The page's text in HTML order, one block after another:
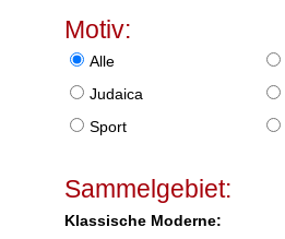
Motiv:
Alle
Judaica
Sport
Sammelgebiet:
Klassische Moderne: